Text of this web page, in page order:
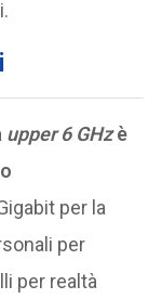
upper 6 GHzè
per la
per
per realtà